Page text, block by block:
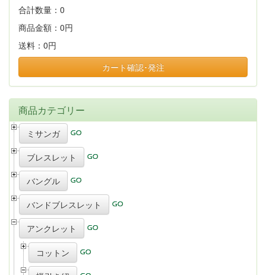
合計数量： 0
商品金額： 0円
送料： 0円
カート確認･発注
商品カテゴリー
ミサンガ
ブレスレット
バングル
バンドブレスレット
アンクレット
コットン